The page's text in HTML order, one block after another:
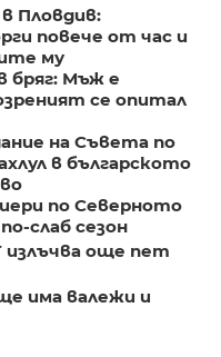
Пловдив:
повече от час и
му
бряг: Мъж е
се опитал
на Съвета по
в българското
по Северното
слаб сезон
излъчва още пет
има валежи и